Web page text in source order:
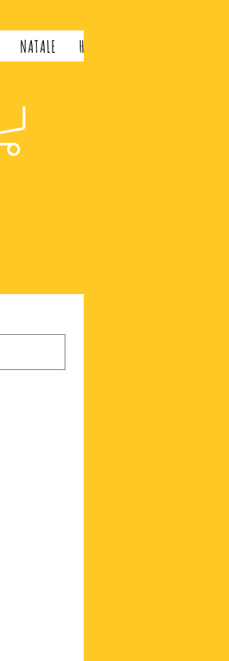
NATALE H&H LIFESTYLE